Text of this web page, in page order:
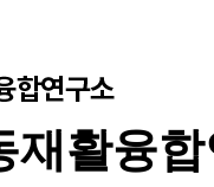
재활융